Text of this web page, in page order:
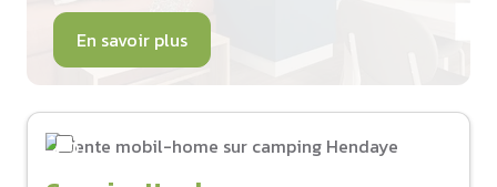
En savoir plus